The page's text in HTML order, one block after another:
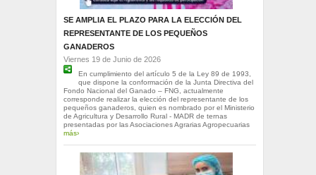
SE AMPLIA EL PLAZO PARA LA ELECCIÓN DEL
REPRESENTANTE DE LOS PEQUEÑOS
GANADEROS
Viernes 19 de Junio de 2026
En cumplimiento del artículo 5 de la Ley 89 de 1993,
que dispone la conformación de la Junta Directiva del
Fondo Nacional del Ganado – FNG, actualmente
corresponde realizar la elección del representante de los
pequeños ganaderos, quien es nombrado por el Ministerio
de Agricultura y Desarrollo Rural - MADR de ternas
presentadas por las Asociaciones Agrarias Agropecuarias
más›